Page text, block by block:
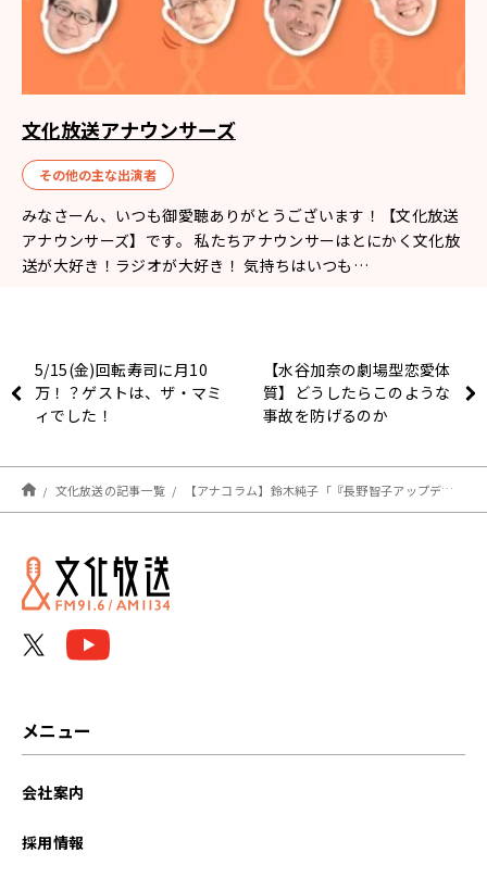
文化放送アナウンサーズ
その他の主な出演者
みなさーん、いつも御愛聴ありがとうございます！【文化放送
アナウンサーズ】です。 私たちアナウンサーはとにかく文化放
送が大好き！ラジオが大好き！ 気持ちはいつも…
5/15(金)回転寿司に月10
万！？ゲストは、ザ・マミ
ィでした！
【水谷加奈の劇場型恋愛体
質】どうしたらこのような
事故を防げるのか
文化放送の記事一覧 【アナコラム】鈴木純子「『長野智子アップデート』は3年目！」
メニュー
会社案内
採用情報